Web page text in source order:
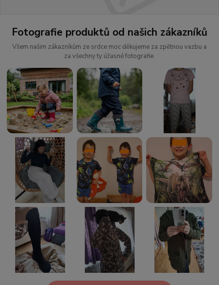
Fotografie produktů od našich zákazníků
Všem našim zákazníkům ze srdce moc děkujeme za zpětnou vazbu a
za všechny ty úžasné fotografie.